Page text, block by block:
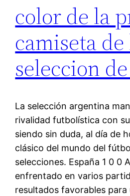
color de la
camiseta de
seleccion
La selección argentina
rivalidad futbolística con
siendo sin duda, al día de
clásico del mundo del
selecciones. España 1 0 0
enfrentado en varios
resultados favorables para